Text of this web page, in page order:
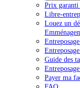
Prix garanti
Libre-
Louez un
Guide des
Payer ma
FAQ